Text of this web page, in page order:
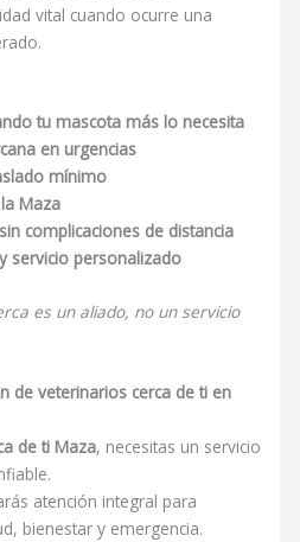
vital cuando ocurre una
tu mascota más lo necesita
en urgencias
mínimo
Maza
complicaciones de distancia
servicio personalizado
es un aliado, no un servicio
de veterinarios cerca de ti en
de ti Maza, necesitas un servicio
atención integral para
bienestar y emergencia.